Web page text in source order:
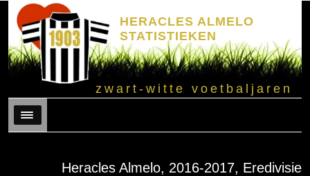
HERACLES ALMELO
STATISTIEKEN
zwart-witte voetbaljaren
Menu
Heracles Almelo, 2016-2017, Eredivisie